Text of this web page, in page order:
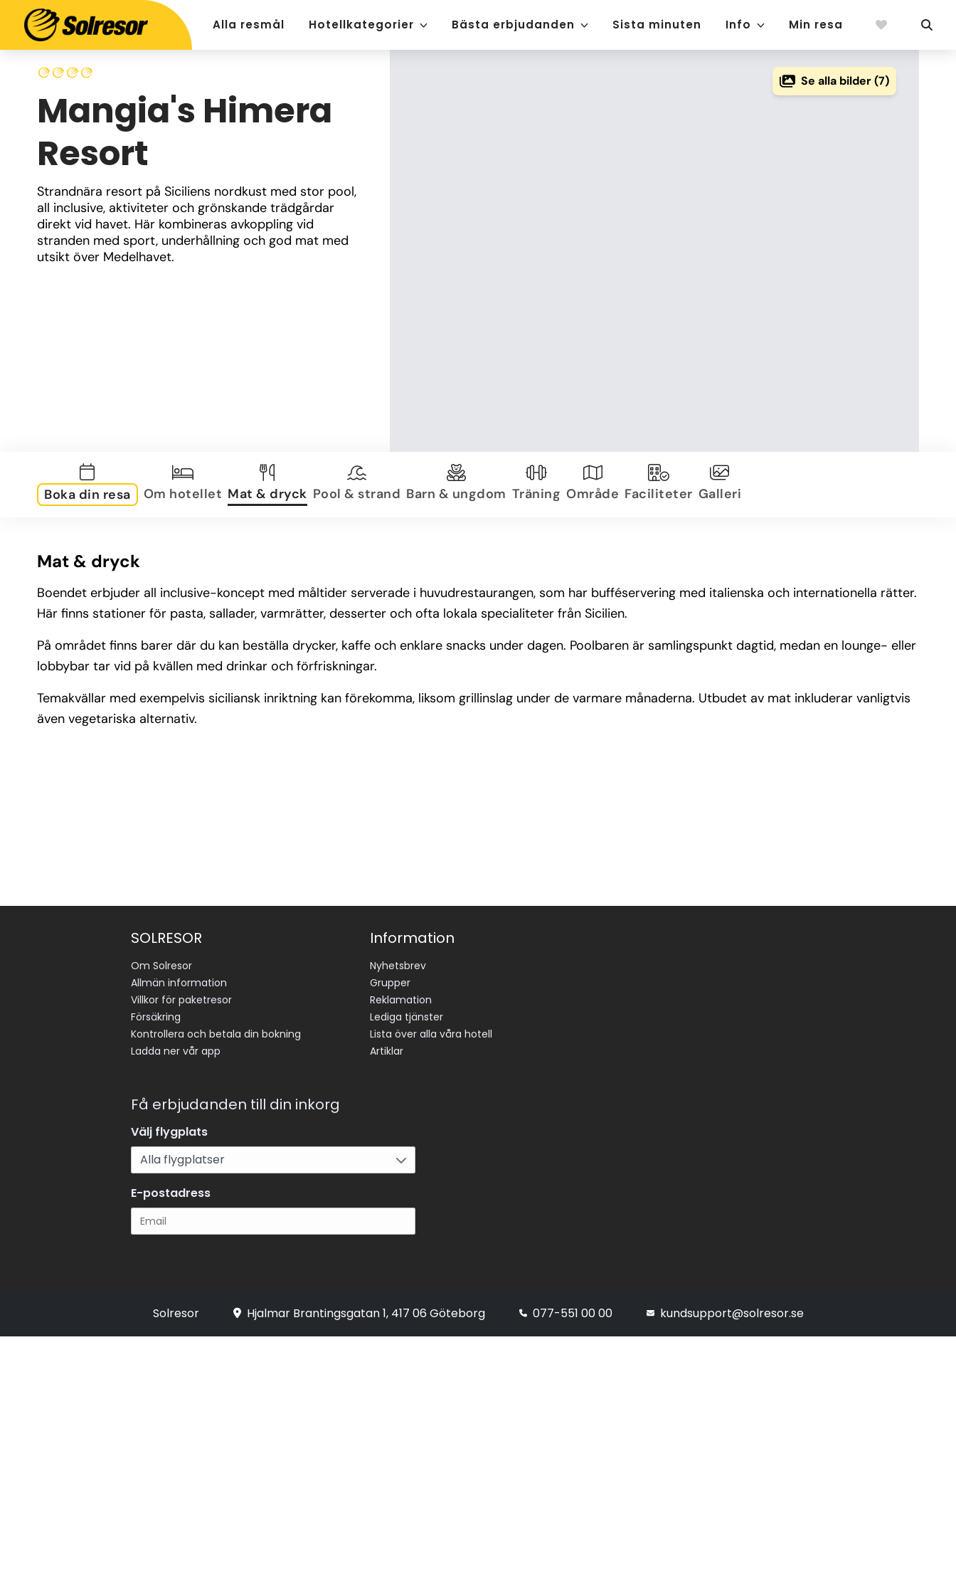
Alla resmål Hotellkategorier Bästa erbjudanden Sista minuten Info Min resa
Mangia's Himera
Resort
Strandnära resort på Siciliens nordkust med stor pool,
all inclusive, aktiviteter och grönskande trädgårdar
direkt vid havet. Här kombineras avkoppling vid
stranden med sport, underhållning och god mat med
utsikt över Medelhavet.
Se alla bilder (7)
Boka din resa Om hotellet Mat & dryck Pool & strand Barn & ungdom Träning Område Faciliteter Galleri
Mat & dryck
Boendet erbjuder all inclusive-koncept med måltider serverade i huvudrestaurangen, som har bufféservering med italienska och internationella rätter.
Här finns stationer för pasta, sallader, varmrätter, desserter och ofta lokala specialiteter från Sicilien.
På området finns barer där du kan beställa drycker, kaffe och enklare snacks under dagen. Poolbaren är samlingspunkt dagtid, medan en lounge- eller
lobbybar tar vid på kvällen med drinkar och förfriskningar.
Temakvällar med exempelvis siciliansk inriktning kan förekomma, liksom grillinslag under de varmare månaderna. Utbudet av mat inkluderar vanligtvis
även vegetariska alternativ.
SOLRESOR
Om Solresor
Allmän information
Villkor för paketresor
Försäkring
Kontrollera och betala din bokning
Ladda ner vår app
Information
Nyhetsbrev
Grupper
Reklamation
Lediga tjänster
Lista över alla våra hotell
Artiklar
Få erbjudanden till din inkorg
Välj flygplats
E-postadress
Solresor Hjalmar Brantingsgatan 1, 417 06 Göteborg 077-551 00 00 kundsupport@solresor.se